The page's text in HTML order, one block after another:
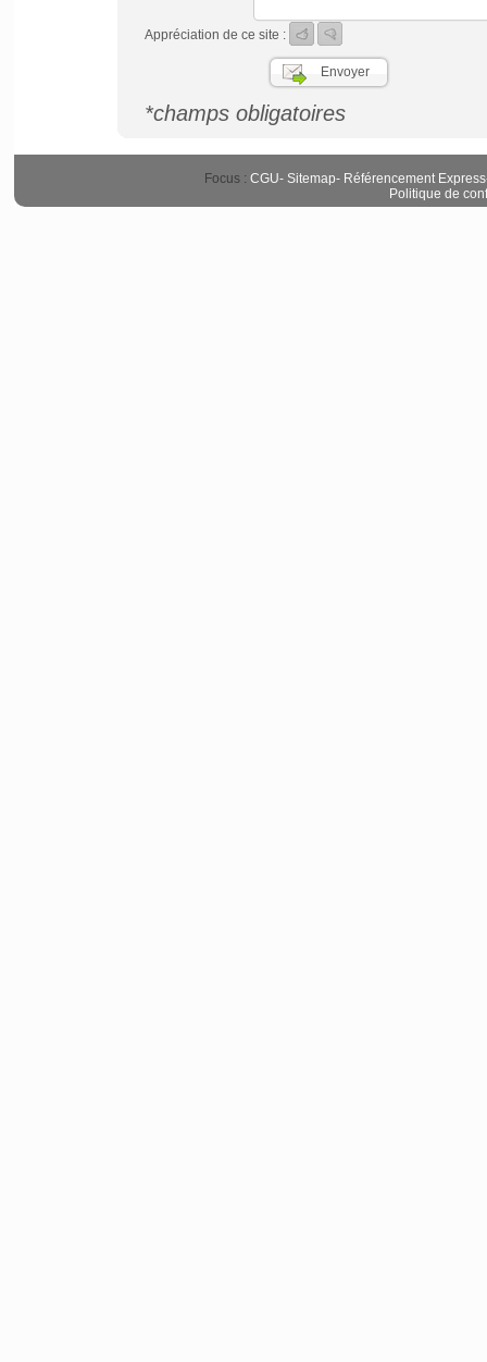
Appréciation de ce site :
*champs obligatoires
Focus : CGU- Sitemap- Référencement Express
Politique de